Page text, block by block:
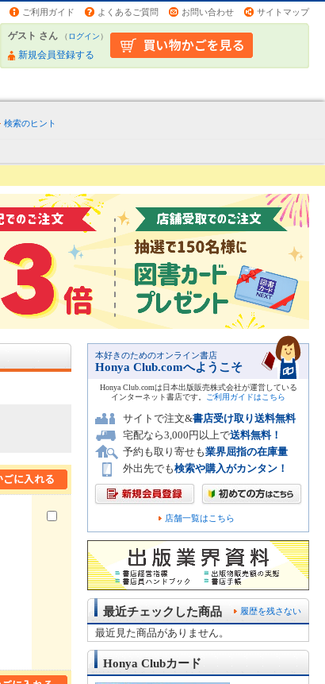
ご利用ガイド よくあるご質問 お問い合わせ サイトマップ
ゲスト さん （ログイン）
新規会員登録する
検索のヒント
本好きのためのオンライン書店
Honya Club.comへようこそ
Honya Club.comは日本出版販売株式会社が運営している
インターネット書店です。
ご利用ガイドはこちら
サイトで注文&書店受け取り送料無料
宅配なら3,000円以上で送料無料！
予約も取り寄せも業界屈指の在庫量
外出先でも検索や購入がカンタン！
店舗一覧はこちら
履歴を残さない
最近チェックした商品
最近見た商品がありません。
Honya Clubカード